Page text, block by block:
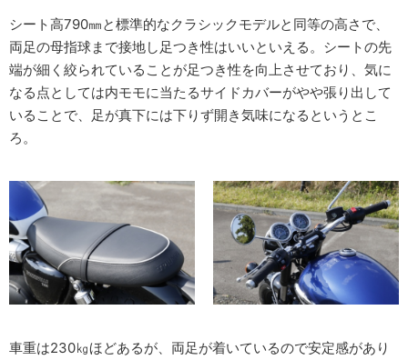
シート高790㎜と標準的なクラシックモデルと同等の高さで、
両足の母指球まで接地し足つき性はいいといえる。シートの先
端が細く絞られていることが足つき性を向上させており、気に
なる点としては内モモに当たるサイドカバーがやや張り出して
いることで、足が真下には下りず開き気味になるというとこ
ろ。
車重は230㎏ほどあるが、両足が着いているので安定感があり